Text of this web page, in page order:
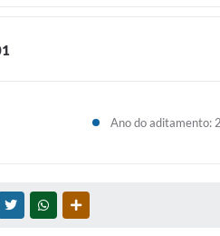
Ano do aditamento:
TWITTERWHATSAPP